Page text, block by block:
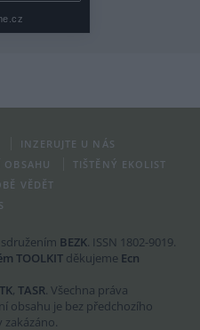
INZERUJTE U NÁS
OBSAHU
TIŠTĚNÝ EKOLIST
VĚDĚT
BEZK. ISSN 1802-9019.
TOOLKIT děkujeme Ecn
, TASR. Všechna práva
obsahu je bez předchozího